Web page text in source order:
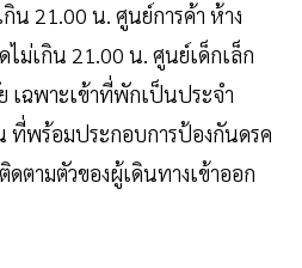
น 21.00 น. ศูนย์การค้า ห้าง
ไม่เกิน 21.00 น. ศูนย์เด็กเล็ก
เฉพาะเข้าที่พักเป็นประจำ
ที่พร้อมประกอบการป้องกันดรค
ตามตัวของผู้เดินทางเข้าออก